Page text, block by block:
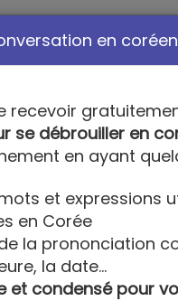
en
recevoir
se débrouiller en
en ayant
et expressions
en Corée
la prononciation
la date...
et condensé pour